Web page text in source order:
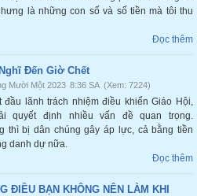
là những con số và số tiền mà tôi thu
Đọc thêm
Đến Giờ Chết
Mười Một 2023 8:36 SA (Xem: 7224)
đầu lãnh trách nhiệm điều khiển Giáo Hội,
quyết định nhiều vấn đề quan trọng.
thì bị dân chúng gây áp lực, cả bằng tiền
danh dự nữa.
Đọc thêm
ĐIỀU BẠN KHÔNG NÊN LÀM KHI